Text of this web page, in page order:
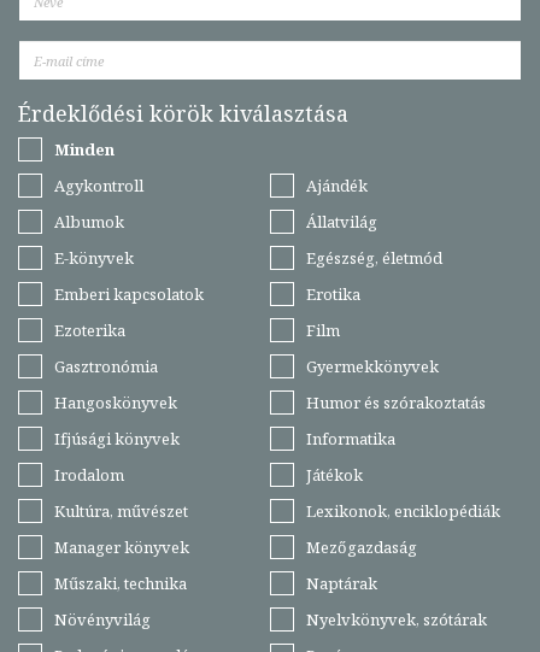
Érdeklődési körök kiválasztása
Minden
Agykontroll
Ajándék
Albumok
Állatvilág
E-könyvek
Egészség, életmód
Emberi kapcsolatok
Erotika
Ezoterika
Film
Gasztronómia
Gyermekkönyvek
Hangoskönyvek
Humor és szórakoztatás
Ifjúsági könyvek
Informatika
Irodalom
Játékok
Kultúra, művészet
Lexikonok, enciklopédiák
Manager könyvek
Mezőgazdaság
Műszaki, technika
Naptárak
Növényvilág
Nyelvkönyvek, szótárak